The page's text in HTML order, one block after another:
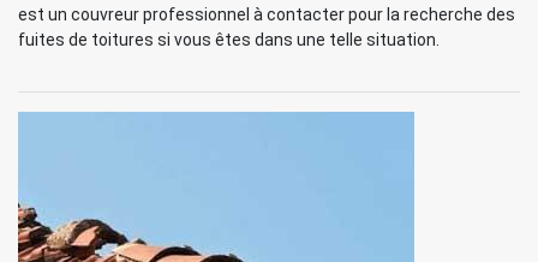
est un couvreur professionnel à contacter pour la recherche des
fuites de toitures si vous êtes dans une telle situation.